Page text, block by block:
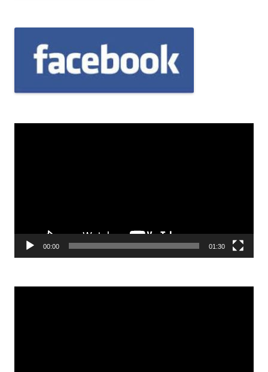
Odtwarzacz
00:00 01:30
Odtwarzacz